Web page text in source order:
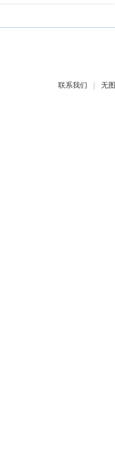
联系我们 | 无